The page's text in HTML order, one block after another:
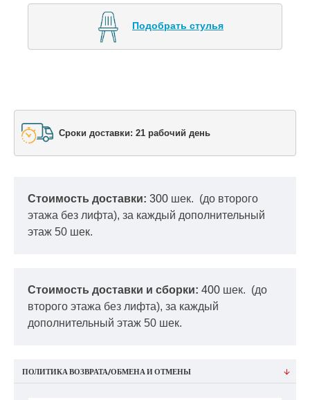
Подобрать стулья
Сроки доставки: 21 рабочий день
Стоимость доставки: 300 шек. (до второго
этажа без лифта), за каждый дополнительный
этаж 50 шек.
Стоимость доставки и сборки: 400 шек. (до
второго этажа без лифта), за каждый
дополнительный этаж 50 шек.
ПОЛИТИКА ВОЗВРАТА/ОБМЕНА И ОТМЕНЫ